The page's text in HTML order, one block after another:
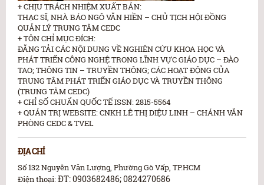
+ CHỊU TRÁCH NHIỆM XUẤT BẢN:
THẠC SĨ, NHÀ BÁO NGÔ VĂN HIỀN – CHỦ TỊCH HỘI ĐỒNG
QUẢN LÝ TRUNG TÂM CEDC
+ TÔN CHỈ MỤC ĐÍCH:
ĐĂNG TẢI CÁC NỘI DUNG VỀ NGHIÊN CỨU KHOA HỌC VÀ
PHÁT TRIỂN CÔNG NGHỆ TRONG LĨNH VỰC GIÁO DỤC – ĐÀO
TAO; THÔNG TIN – TRUYỀN THÔNG; CÁC HOẠT ĐỘNG CỦA
TRUNG TÂM PHÁT TRIỂN GIÁO DỤC VÀ TRUYỀN THÔNG
(TRUNG TÂM CEDC)
+ CHỈ SỐ CHUẨN QUỐC TẾ ISSN: 2815-5564
+ QUẢN TRỊ WEBSITE: CNKH LÊ THỊ DIỆU LINH – CHÁNH VĂN
PHÒNG CEDC & TVEL
ĐỊA CHỈ
Số 132 Nguyễn Văn Lượng, Phường Gò Vấp, TP.HCM
Điện thoại:ĐT: 0903682486; 0824270686